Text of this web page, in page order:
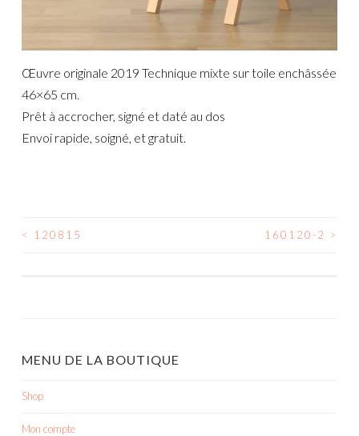
Œuvre originale 2019 Technique mixte sur toile enchâssée
46×65 cm.
Prêt à accrocher, signé et daté au dos
Envoi rapide, soigné, et gratuit.
NAVIGATION
< 120815 160120-2 >
MENU DE LA BOUTIQUE
Shop
Mon compte